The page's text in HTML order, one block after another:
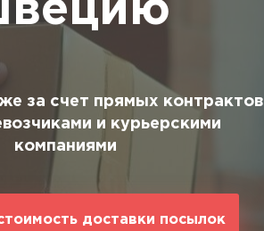
за счет прямых контрактов
и курьерскими
компаниями
доставки посылок